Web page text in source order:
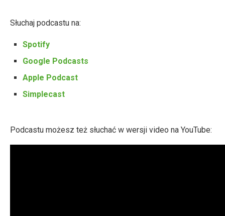
Słuchaj podcastu na:
Spotify
Google Podcasts
Apple Podcast
Simplecast
Podcastu możesz też słuchać w wersji video na YouTube: